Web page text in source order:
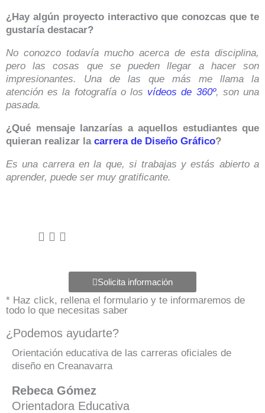
¿Hay algún proyecto interactivo que conozcas que te
gustaría destacar?
No conozco todavía mucho acerca de esta disciplina,
pero las cosas que se pueden llegar a hacer son
impresionantes. Una de las que más me llama la
atención es la fotografía o los vídeos de 360º, son una
pasada.
¿Qué mensaje lanzarías a aquellos estudiantes que
quieran realizar la carrera de Diseño Gráfico?
Es una carrera en la que, si trabajas y estás abierto a
aprender, puede ser muy gratificante.
Solicita información
* Haz click, rellena el formulario y te informaremos de
todo lo que necesitas saber
¿Podemos ayudarte?
Orientación educativa de las carreras oficiales de
diseño en Creanavarra
Rebeca Gómez
Orientadora Educativa